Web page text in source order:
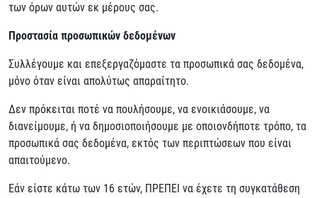
των όρων αυτών εκ μέρους σας.
Προστασία προσωπικών δεδομένων
Συλλέγουμε και επεξεργαζόμαστε τα προσωπικά σας δεδομένα,
μόνο όταν είναι απολύτως απαραίτητο.
Δεν πρόκειται ποτέ να πουλήσουμε, να ενοικιάσουμε, να
διανείμουμε, ή να δημοσιοποιήσουμε με οποιονδήποτε τρόπο, τα
προσωπικά σας δεδομένα, εκτός των περιπτώσεων που είναι
απαιτούμενο.
Εάν είστε κάτω των 16 ετών, ΠΡΕΠΕΙ να έχετε τη συγκατάθεση